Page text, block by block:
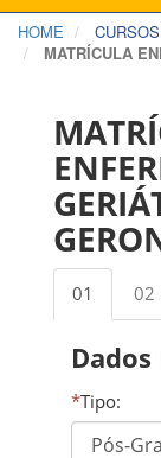
HOME
CURSOS
MATRÍCULA
01 02
Dados
*Tipo: